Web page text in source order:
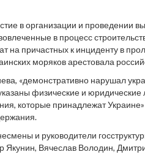
в организации и проведении
в процесс
на причастных к инциденту в
моряков арестовала
«демонстративно нарушал
физические и юридические
которые принадлежат
и руководители
Вячеслав Володин,